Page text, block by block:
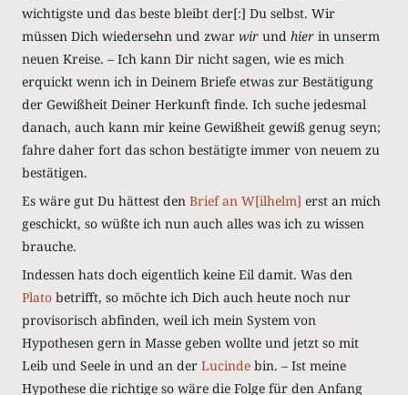
wichtigste und das beste bleibt der[:] Du selbst. Wir
müssen Dich wiedersehn und zwar wir und hier in unserm
neuen Kreise. – Ich kann Dir nicht sagen, wie es mich
erquickt wenn ich in Deinem Briefe etwas zur Bestätigung
der Gewißheit Deiner Herkunft finde. Ich suche jedesmal
danach, auch kann mir keine Gewißheit gewiß genug seyn;
fahre daher fort das schon bestätigte immer von neuem zu
bestätigen.
Es wäre gut Du hättest den Brief an W[ilhelm] erst an mich
geschickt, so wüßte ich nun auch alles was ich zu wissen
brauche.
Indessen hats doch eigentlich keine Eil damit. Was den
Plato betrifft, so möchte ich Dich auch heute noch nur
provisorisch abfinden, weil ich mein System von
Hypothesen gern in Masse geben wollte und jetzt so mit
Leib und Seele in und an der Lucinde bin. – Ist meine
Hypothese die richtige so wäre die Folge für den Anfang